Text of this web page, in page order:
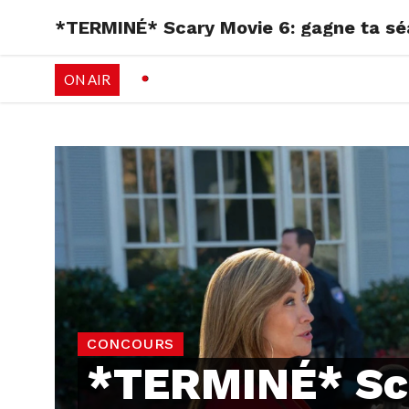
RADIO
*TERMINÉ* Scary Movie 6: gagne ta
ON AIR
CONCOURS
*TERMINÉ*